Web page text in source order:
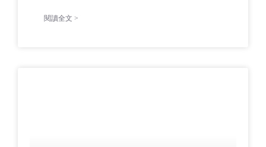
閱讀全文 >